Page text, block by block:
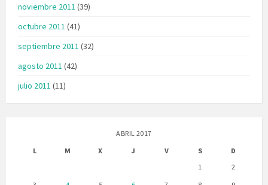
noviembre 2011 (39)
octubre 2011 (41)
septiembre 2011 (32)
agosto 2011 (42)
julio 2011 (11)
ABRIL 2017
L
M X J V S
D
1
2